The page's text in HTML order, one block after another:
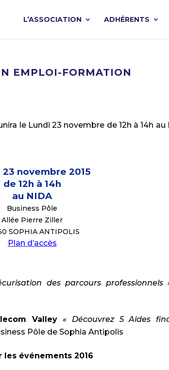
L’ASSOCIATION ADHÉRENTS
EMPLOI-FORMATION
le Lundi 23 novembre de 12h à 14h au
23 novembre 2015
de 12h à 14h
au NIDA
Business Pôle
Allée Pierre Ziller
SOPHIA ANTIPOLIS
Plan d’accès
des parcours professionnels
Valley
« Découvrez 5 Aides
Pôle de Sophia Antipolis
événements 2016